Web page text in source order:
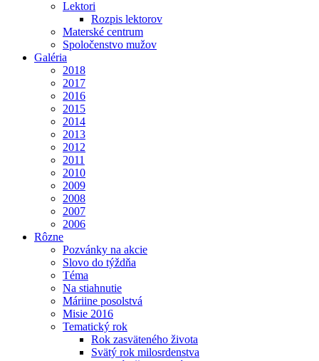
Lektori
Rozpis lektorov
Materské centrum
Spoločenstvo mužov
Galéria
2018
2017
2016
2015
2014
2013
2012
2011
2010
2009
2008
2007
2006
Rôzne
Pozvánky na akcie
Slovo do týždňa
Téma
Na stiahnutie
Máriine posolstvá
Misie 2016
Tematický rok
Rok zasväteného života
Svätý rok milosrdenstva